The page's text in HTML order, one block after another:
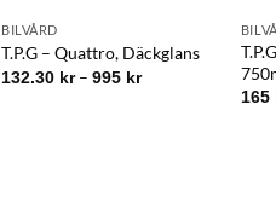
BILVÅRD
T.P.G – Quattro, Däckglans
132.30 kr–995 kr
165